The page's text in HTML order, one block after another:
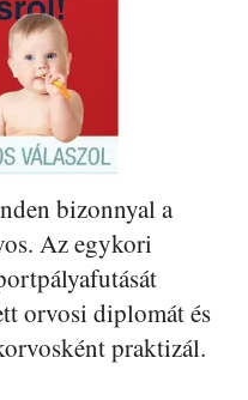
bizonnyal a
Az egykori
orvosi diplomát és
praktizál.